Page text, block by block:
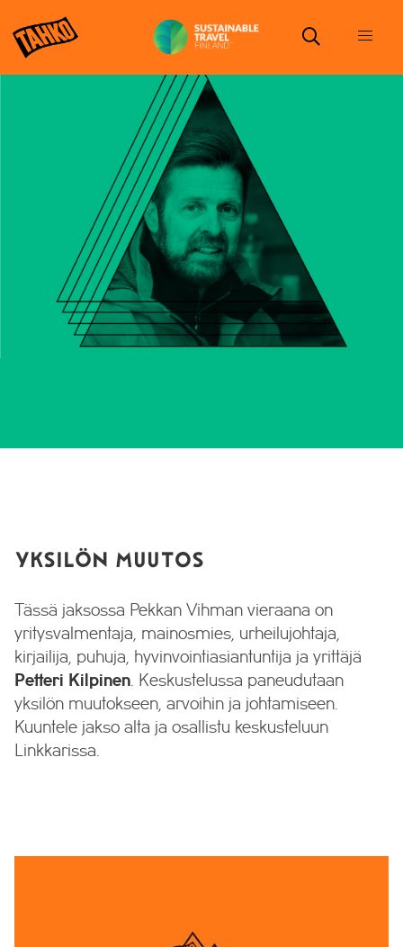
YKSILÖN MUUTOS
Tässä jaksossa Pekkan Vihman vieraana on
yritysvalmentaja, mainosmies, urheilujohtaja,
kirjailija, puhuja, hyvinvointiasiantuntija ja yrittäjä
Petteri Kilpinen. Keskustelussa paneudutaan
yksilön muutokseen, arvoihin ja johtamiseen.
Kuuntele jakso alta ja osallistu keskusteluun
Linkkarissa.